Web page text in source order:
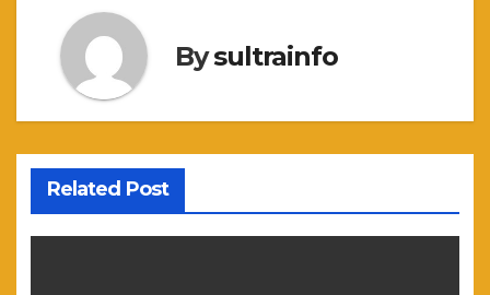
Bysultrainfo
Related Post